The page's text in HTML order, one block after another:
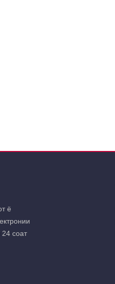
ё
соат